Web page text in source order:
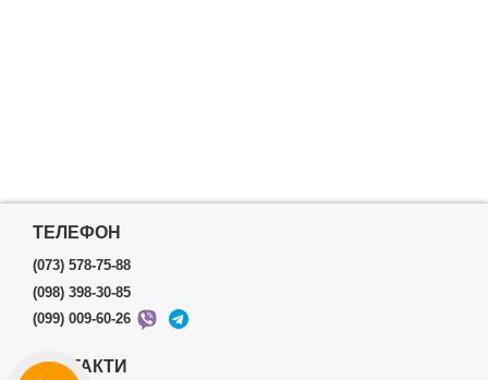
ТЕЛЕФОН
(073) 578-75-88
(098) 398-30-85
(099) 009-60-26
КОНТАКТИ